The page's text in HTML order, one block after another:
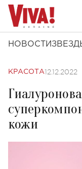
НОВОСТИ
КРАСОТА12.12.2022
кожи